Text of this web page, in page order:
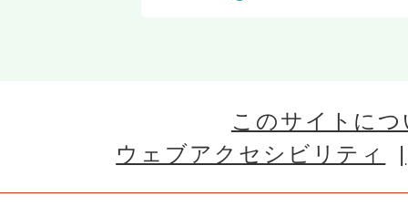
このサイトに
ウェブアクセシビリティ